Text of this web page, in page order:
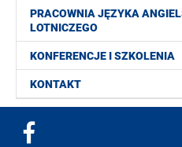
PRACOWNIA JĘZYKA
LOTNICZEGO
KONFERENCJE I SZKOLENIA
KONTAKT